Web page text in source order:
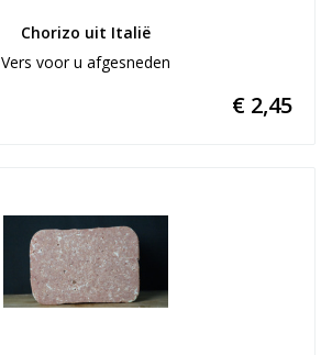
Chorizo uit Italië
Vers voor u afgesneden
€ 2,45